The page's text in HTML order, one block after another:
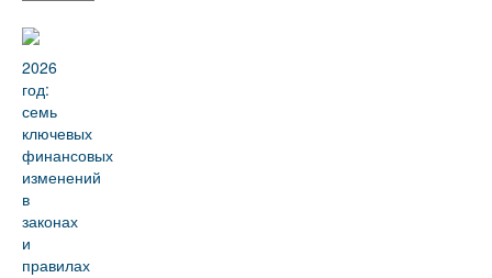
2026
год:
семь
ключевых
финансовых
изменений
в
законах
и
правилах